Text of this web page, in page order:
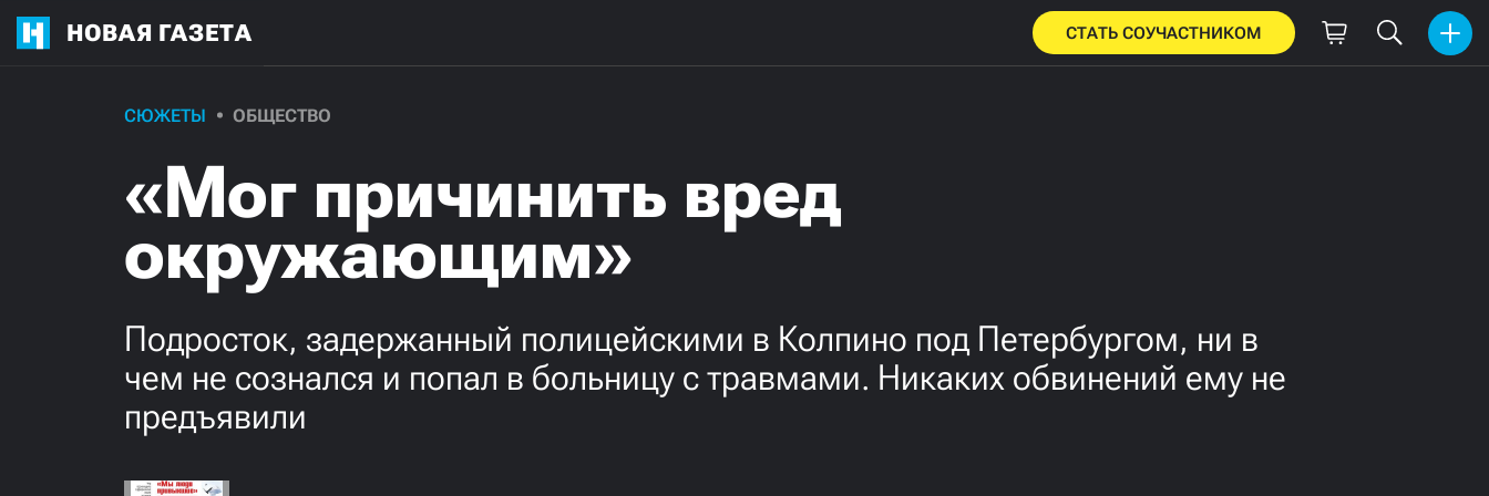
НОВАЯ ГАЗЕТА СТАТЬ СОУЧАСТНИКОМ
СЮЖЕТЫ ОБЩЕСТВО
«Мог причинить вред
окружающим»
Подросток, задержанный полицейскими в Колпино под Петербургом, ни в
чем не сознался и попал в больницу с травмами. Никаких обвинений ему не
предъявили